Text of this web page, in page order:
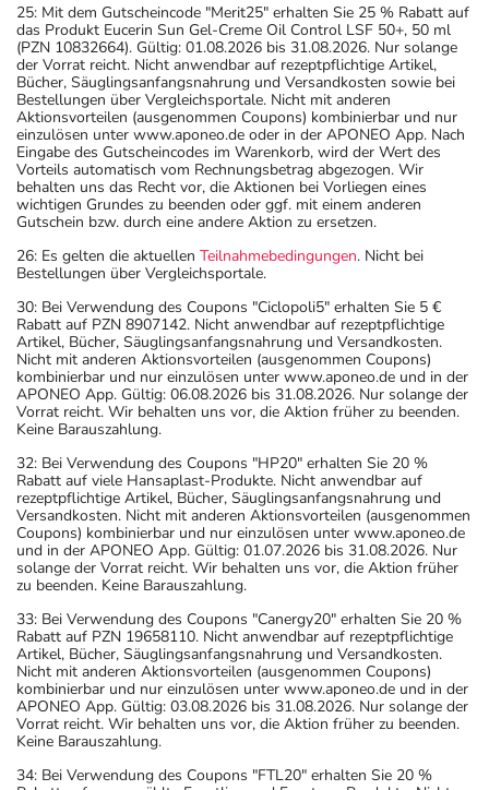
25: Mit dem Gutscheincode "Merit25" erhalten Sie 25 % Rabatt auf
das Produkt Eucerin Sun Gel-Creme Oil Control LSF 50+, 50 ml
(PZN 10832664). Gültig: 01.08.2026 bis 31.08.2026. Nur solange
der Vorrat reicht. Nicht anwendbar auf rezeptpflichtige Artikel,
Bücher, Säuglingsanfangsnahrung und Versandkosten sowie bei
Bestellungen über Vergleichsportale. Nicht mit anderen
Aktionsvorteilen (ausgenommen Coupons) kombinierbar und nur
einzulösen unter www.aponeo.de oder in der APONEO App. Nach
Eingabe des Gutscheincodes im Warenkorb, wird der Wert des
Vorteils automatisch vom Rechnungsbetrag abgezogen. Wir
behalten uns das Recht vor, die Aktionen bei Vorliegen eines
wichtigen Grundes zu beenden oder ggf. mit einem anderen
Gutschein bzw. durch eine andere Aktion zu ersetzen.
26: Es gelten die aktuellen Teilnahmebedingungen. Nicht bei
Bestellungen über Vergleichsportale.
30: Bei Verwendung des Coupons "Ciclopoli5" erhalten Sie 5 €
Rabatt auf PZN 8907142. Nicht anwendbar auf rezeptpflichtige
Artikel, Bücher, Säuglingsanfangsnahrung und Versandkosten.
Nicht mit anderen Aktionsvorteilen (ausgenommen Coupons)
kombinierbar und nur einzulösen unter www.aponeo.de und in der
APONEO App. Gültig: 06.08.2026 bis 31.08.2026. Nur solange der
Vorrat reicht. Wir behalten uns vor, die Aktion früher zu beenden.
Keine Barauszahlung.
32: Bei Verwendung des Coupons "HP20" erhalten Sie 20 %
Rabatt auf viele Hansaplast-Produkte. Nicht anwendbar auf
rezeptpflichtige Artikel, Bücher, Säuglingsanfangsnahrung und
Versandkosten. Nicht mit anderen Aktionsvorteilen (ausgenommen
Coupons) kombinierbar und nur einzulösen unter www.aponeo.de
und in der APONEO App. Gültig: 01.07.2026 bis 31.08.2026. Nur
solange der Vorrat reicht. Wir behalten uns vor, die Aktion früher
zu beenden. Keine Barauszahlung.
33: Bei Verwendung des Coupons "Canergy20" erhalten Sie 20 %
Rabatt auf PZN 19658110. Nicht anwendbar auf rezeptpflichtige
Artikel, Bücher, Säuglingsanfangsnahrung und Versandkosten.
Nicht mit anderen Aktionsvorteilen (ausgenommen Coupons)
kombinierbar und nur einzulösen unter www.aponeo.de und in der
APONEO App. Gültig: 03.08.2026 bis 31.08.2026. Nur solange der
Vorrat reicht. Wir behalten uns vor, die Aktion früher zu beenden.
Keine Barauszahlung.
34: Bei Verwendung des Coupons "FTL20" erhalten Sie 20 %